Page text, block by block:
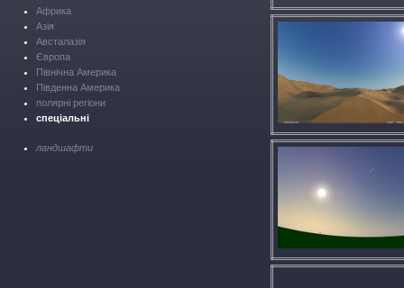
Африка
Азія
Австалазія
Європа
Північна Америка
Південна Америка
полярні регіони
спеціальні
ландшафти